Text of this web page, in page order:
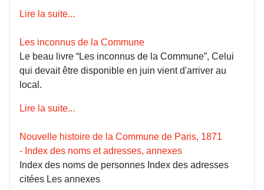
Lire la suite...
Les inconnus de la Commune
Le beau livre “Les inconnus de la Commune”, Celui
qui devait être disponible en juin vient d'arriver au
local.
Lire la suite...
Nouvelle histoire de la Commune de Paris, 1871
- Index des noms et adresses, annexes
Index des noms de personnes Index des adresses
citées Les annexes